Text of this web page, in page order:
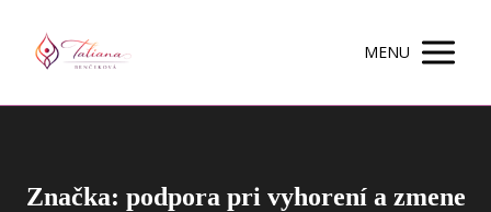
MENU
Značka: podpora pri vyhorení a zmene